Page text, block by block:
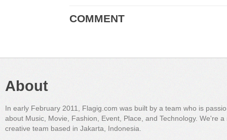
COMMENT
About
In early February 2011, Flagig.com was built by a team who is
about Music, Movie, Fashion, Event, Place, and Technology. We're a
creative team based in Jakarta, Indonesia.